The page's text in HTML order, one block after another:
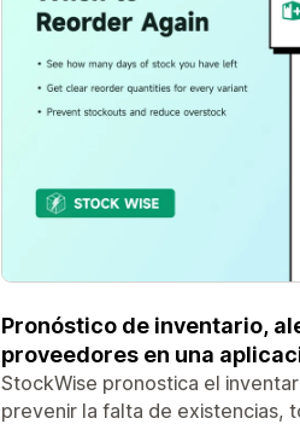
Pronóstico de inventario,
proveedores en una
StockWise pronostica el
prevenir la falta de existencias,